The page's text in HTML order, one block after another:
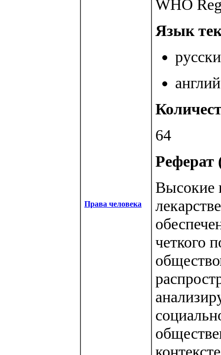
Права человека
WHO
Язык
64
Реферат
Высокие
четкого